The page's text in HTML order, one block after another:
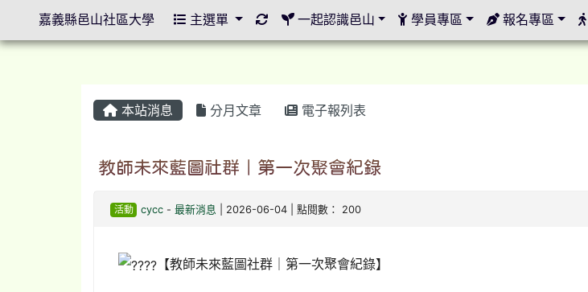
本站消息 分月文章 電子報列表
教師未來藍圖社群｜第一次聚會紀錄
活動 cycc -最新消息 | 2026-06-04 | 點閱數： 200
【教師未來藍圖社群｜第一次聚會紀錄】
嘉義縣邑山社區大學 主選單 重新取得佈景設定
一起認識邑山 學員專區 報名專區